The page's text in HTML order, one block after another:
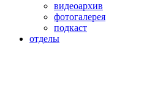
видеоархив
фотогалерея
подкаст
отделы